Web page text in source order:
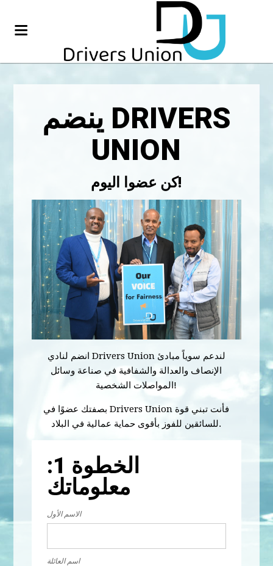
ينضم DRIVERS
UNION
كن عضوا اليوم!
انضم لنادي Drivers Union لندعم سوياً مبادئ
الإنصاف والعدالة والشفافية في صناعة وسائل
المواصلات الشخصية!
بصفتك عضوًا في Drivers Union فأنت تبني قوة
للسائقين للفوز بأقوى حماية عمالية في البلاد.
الخطوة 1:
معلوماتك
الاسم الأول
اسم العائلة